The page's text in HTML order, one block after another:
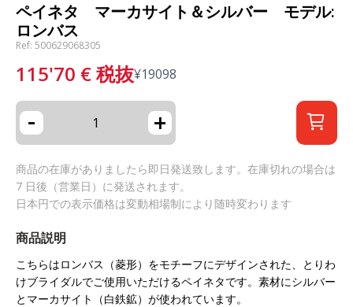
ペイネタ マーカサイト＆シルバー モデル:
ロンバス
Ref: 500629068305
115'70 €税抜¥19098
- +
商品の在庫がありましたら即日発送致します。在庫切れの場合は
7 日後（営業日）に発送されます。
日本円での表示価格は変動相場制により随時変わります
商品説明
こちらはロンバス（菱形）をモチーフにデザインされた、とりわ
けブライダルでご使用いただけるペイネタです。素材にシルバー
とマーカサイト（白鉄鉱）が使われています。